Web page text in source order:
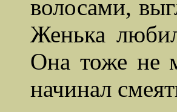
волосами,
Женька
Она тоже не
начинал